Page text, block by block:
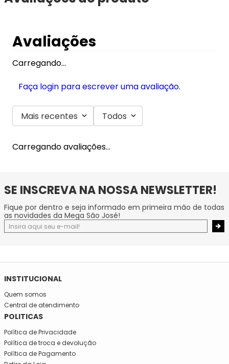
Avaliações
Carregando…
Faça login para escrever uma avaliação.
Mais recentes Todos
Carregando avaliações…
SE INSCREVA NA NOSSA NEWSLETTER!
Fique por dentro e seja informado em primeira mão de todas
as novidades da Mega São José!
INSTITUCIONAL
Quem somos
Central de atendimento
POLITICAS
Política de Privacidade
Política de troca e devolução
Política de Pagamento